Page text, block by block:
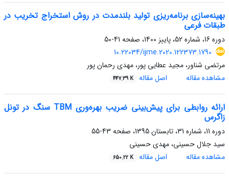
بهینه‌سازی برنامه‌ریزی تولید بلندمدت در روش استخراج تخریب در
طبقات فرعی
دوره 16، شماره 52، پاییز 1400، صفحه
41-50
10.22034/ijme.2020.122373.1790
مرتضی شناور، مجید عطایی پور، مهدی رحمان پور
مشاهده مقاله
اصل مقاله 447.39 K
ارائه روابطی برای پیش‌بینی ضریب بهره‌وری TBM سنگ در تونل
زاگرس
دوره 11، شماره 31، تابستان 1395، صفحه
43-55
سید جلال حسینی، مهدی حسینی
مشاهده مقاله
اصل مقاله 650.22 K